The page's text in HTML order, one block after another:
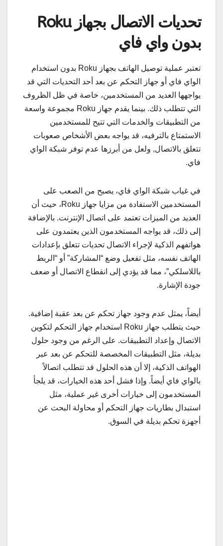
تحديات الاتصال بجهاز Roku
بدون واي فاي
تعتبر عملية توصيل الهاتف بجهاز Roku بدون استخدام
الواي فاي أو جهاز التحكم عن بعد أحد التحديات التي قد
يواجهها العديد من المستخدمين، خاصة في ظل الظروف
التي تتطلب ذلك. بينما يقدم جهاز Roku مجموعة واسعة
من التطبيقات والخدمات التي تتيح للمستخدمين
الاستمتاع بالترفيه، قد يواجه بعض الأشخاص صعوبات
تتعلق بالاتصال, ولعل من أبرزها عدم توفر شبكة الواي
فاي.
في غياب شبكة الواي فاي، يصبح من الصعب على
المستخدمين الاستفادة من مزايا جهاز Roku، حيث أن
العديد من الميزات تعتمد على اتصال الإنترنت. بالإضافة
إلى ذلك، قد يواجه المستخدمون الذين يعتمدون على
هواتفهم الذكية لإجراء الاتصال تحديات تتعلق بإعدادات
الهاتف نفسه، مثل تفعيل وضع “المشاركة” أو “الربط
باللاسلكي”، مما قد يؤدي إلى انقطاع الاتصال أو ضعف
جودة الإشارة.
أيضاً، يمثل عدم وجود جهاز تحكم عن بعد عقبة إضافية.
حيث يتطلب جهاز Roku استخدام جهاز التحكم لتكوين
الاتصال وإعداد التطبيقات. على الرغم من وجود حلول
بديلة، مثل التطبيقات المخصصة للتحكم عن بعد عبر
الهواتف الذكية، إلا أن هذه الحلول قد تتطلب اتصالاً
بالواي فاي أيضاً. وإذا فشل أحد هذه الخيارات، قد يلجأ
المستخدمون إلى خيارات أخرى غير عملية، مثل
استبدال بطاريات جهاز التحكم أو محاولة البحث عن
أجهزة تحكم بديلة في السوق.